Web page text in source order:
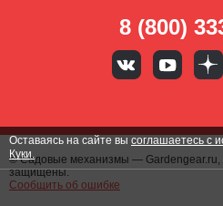
8 (800)
© Садовые механизмы — Gardengear.ru,
защищены.
Сообщить об ошибке
Оставаясь на сайте вы соглашаетесь с
Куки.